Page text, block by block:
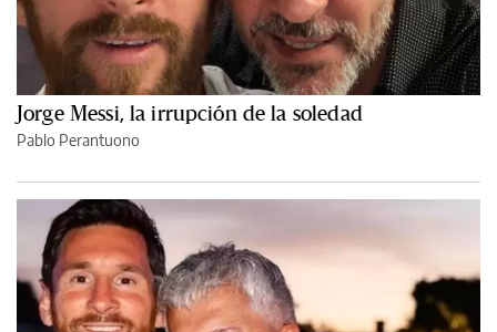
Jorge Messi, la irrupción de la soledad
Pablo Perantuono